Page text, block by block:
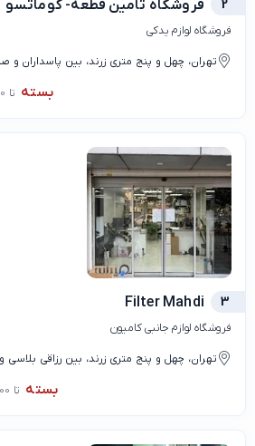
2 فروشگاه تامین قطعه- کوماتسو
فروشگاه لوازم یدکی
تهران، چهل و پنج متری زرند، بین پاسداران و
بسته تا 09:00
3
Filter Mahdi
فروشگاه لوازم جانبی کامیون
تهران، چهل و پنج متری زرند، بین رزاقی بلاسی و
بسته تا 08:00